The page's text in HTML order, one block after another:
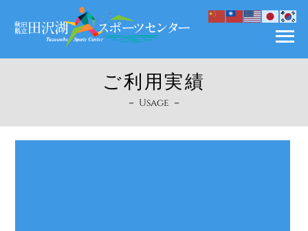
ご利用実績
－ Usage －